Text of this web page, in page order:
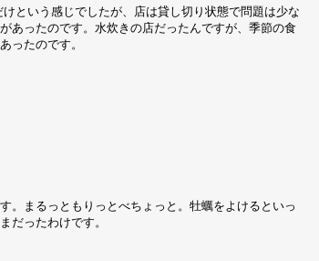
という感じでしたが、店は貸し切り状態で問題は少な
ったのです。水炊きの店だったんですが、季節の食
ったのです。
。まるっともりっとべちょっと。牡蠣をよけるといっ
だったわけです。